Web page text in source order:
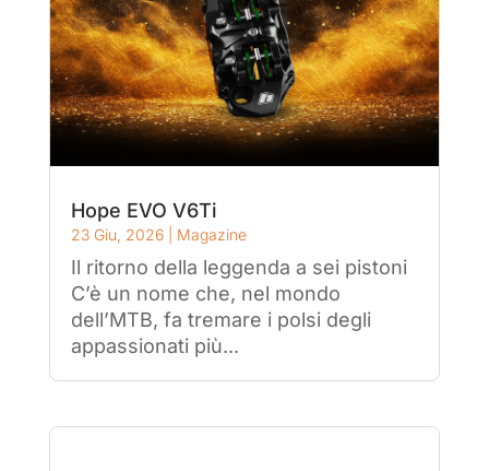
Hope EVO V6Ti
23 Giu, 2026| Magazine
Il ritorno della leggenda a sei pistoni
C’è un nome che, nel mondo
dell’MTB, fa tremare i polsi degli
appassionati più...